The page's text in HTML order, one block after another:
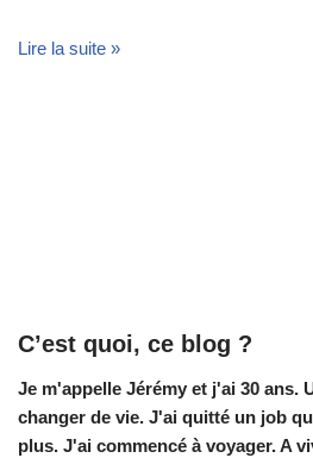
Lire la suite »
C’est quoi, ce blog ?
Je m'appelle Jérémy et j'ai 30 ans.
changer de vie. J'ai quitté un job
plus. J'ai commencé à voyager. A